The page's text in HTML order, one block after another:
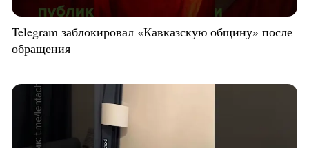
Telegram заблокировал «Кавказскую общину» после
обращения